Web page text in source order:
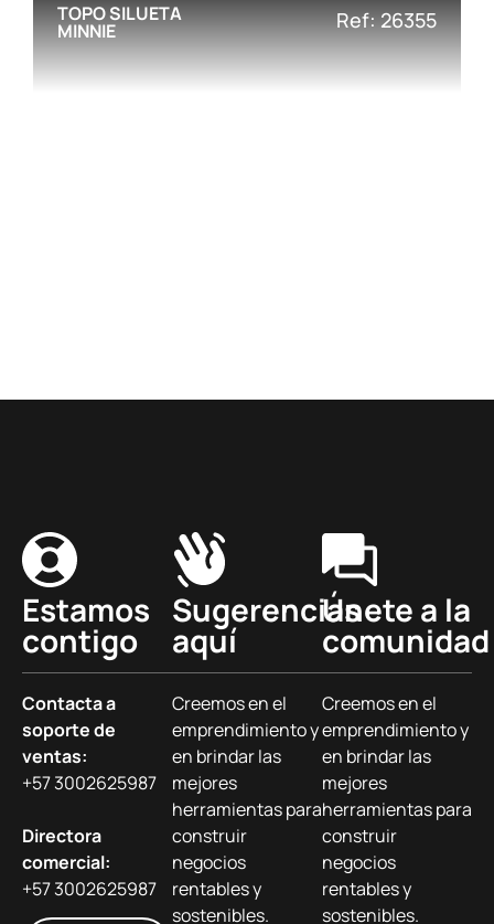
TOPO SILUETA
MINNIE Ref: 26355
Estamos
contigo
Contacta a
soporte de
ventas:
+57 3002625987
Directora
comercial:
+57 3002625987
Sugerencias
aquí
Creemos en el
emprendimiento y
en brindar las
mejores
herramientas para
construir
negocios
rentables y
sostenibles.
Únete a la
comunidad
Creemos en el
emprendimiento y
en brindar las
mejores
herramientas para
construir
negocios
rentables y
sostenibles.